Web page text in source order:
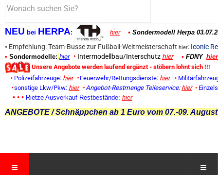
NEU bei HERPA: hier • Sondermodell Herpa
• Empfehlung: Team-Busse zur Fußball-Weltmeisterschaft hier: Iconic
• Sondermodelle: hier • Intermodellbau/Interschutz hier • FDNY hier
Unsere Angebote werden laufend ergänzt - stöbern lohnt sich !!!
• Polizeifahrzeuge: hier • Feuerwehr/Rettungsdienste: hier •
• sonstige Lkw/Pkw: hier • Angebot-Restmenge Teileservice: hier •
• • • Rietze Ausverkauf Restbestände: hier
ANGEBOTE / Schnäppchen ab 1 Euro vom 07.-09.